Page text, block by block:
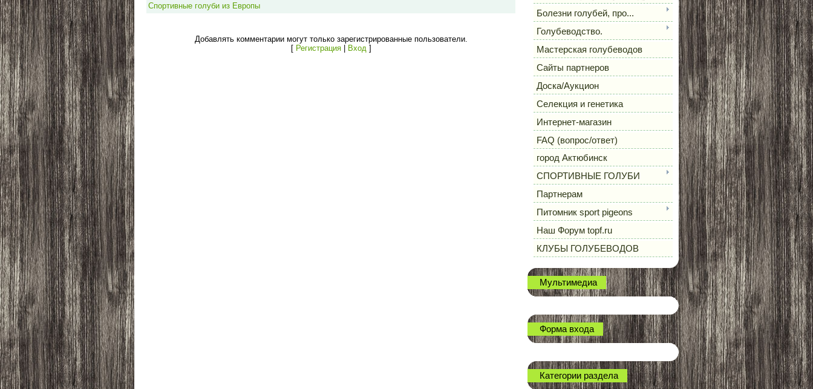
Спортивные голуби из Европы
Добавлять комментарии могут только зарегистрированные пользователи.
[ Регистрация| Вход ]
Болезни голубей, про...
Голубеводство.
Мастерская голубеводов
Сайты партнеров
Доска/Аукцион
Селекция и генетика
Интернет-магазин
FAQ (вопрос/ответ)
город Актюбинск
СПОРТИВНЫЕ ГОЛУБИ
Партнерам
Питомник sport pigeons
Наш Форум topf.ru
КЛУБЫ ГОЛУБЕВОДОВ
Мультимедиа
Форма входа
Категории раздела